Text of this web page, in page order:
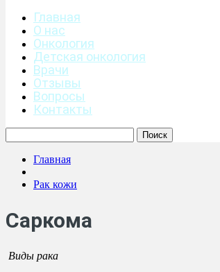
Главная
О нас
Онкология
Детская онкология
Врачи
Отзывы
Вопросы
Контакты
Главная
Рак кожи
Саркома
Виды рака